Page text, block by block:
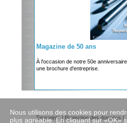
Magazine de 50 ans
À l'occasion de notre 50e
une brochure d'entreprise.
Empreinte | Protection des données |
Nous utilisons des cookies pour
plus agréable. En cliquant sur «OK»